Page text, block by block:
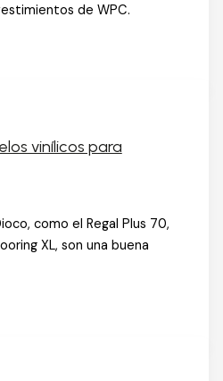
de WPC.
vinílicos para
como el Regal Plus 70,
XL, son una buena